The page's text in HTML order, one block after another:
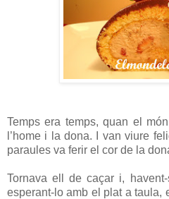
Temps era temps, quan el
l’home i la dona. I van viure
paraules va ferir el cor de la
Tornava ell de caçar i,
esperant-lo amb el plat a taula,